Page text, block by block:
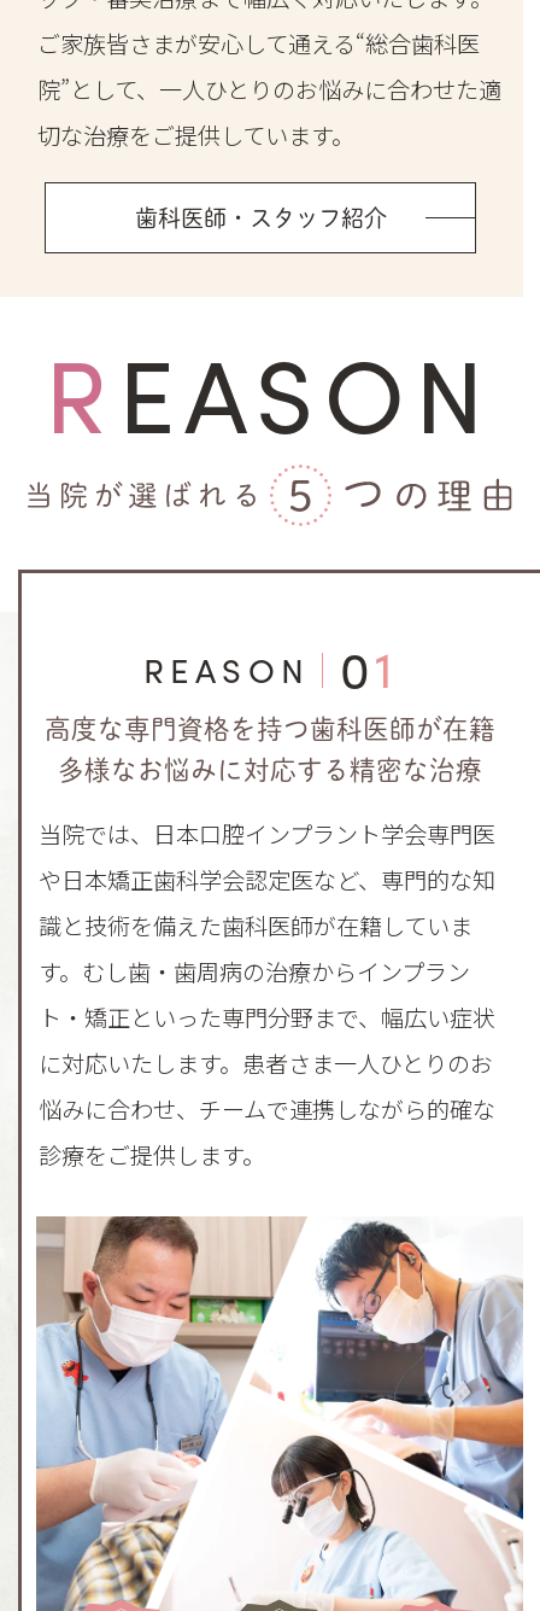
ご家族皆さまが安心して通える“総合歯科医
院”として、一人ひとりのお悩みに合わせた適
切な治療をご提供しています。
歯科医師・スタッフ紹介
REASON
REASON 01
高度な専門資格を持つ歯科医師が在籍
多様なお悩みに対応する精密な治療
当院では、日本口腔インプラント学会専門医
や日本矯正歯科学会認定医など、専門的な知
識と技術を備えた歯科医師が在籍していま
す。むし歯・歯周病の治療からインプラン
ト・矯正といった専門分野まで、幅広い症状
に対応いたします。患者さま一人ひとりのお
悩みに合わせ、チームで連携しながら的確な
診療をご提供します。